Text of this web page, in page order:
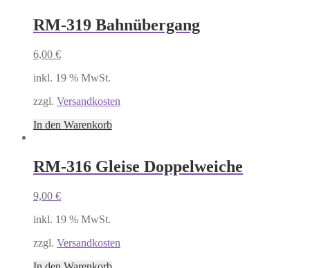
RM-319 Bahnübergang
6,00 €
inkl. 19 % MwSt.
zzgl. Versandkosten
In den Warenkorb
RM-316 Gleise Doppelweiche
9,00 €
inkl. 19 % MwSt.
zzgl. Versandkosten